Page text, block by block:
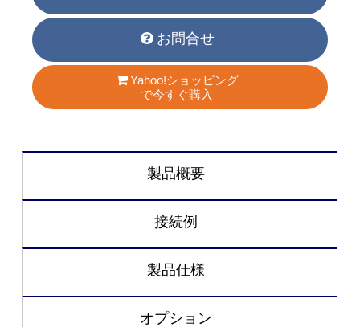
お問合せ
Yahoo!ショッピング
で今すぐ購入
製品概要
接続例
製品仕様
オプション